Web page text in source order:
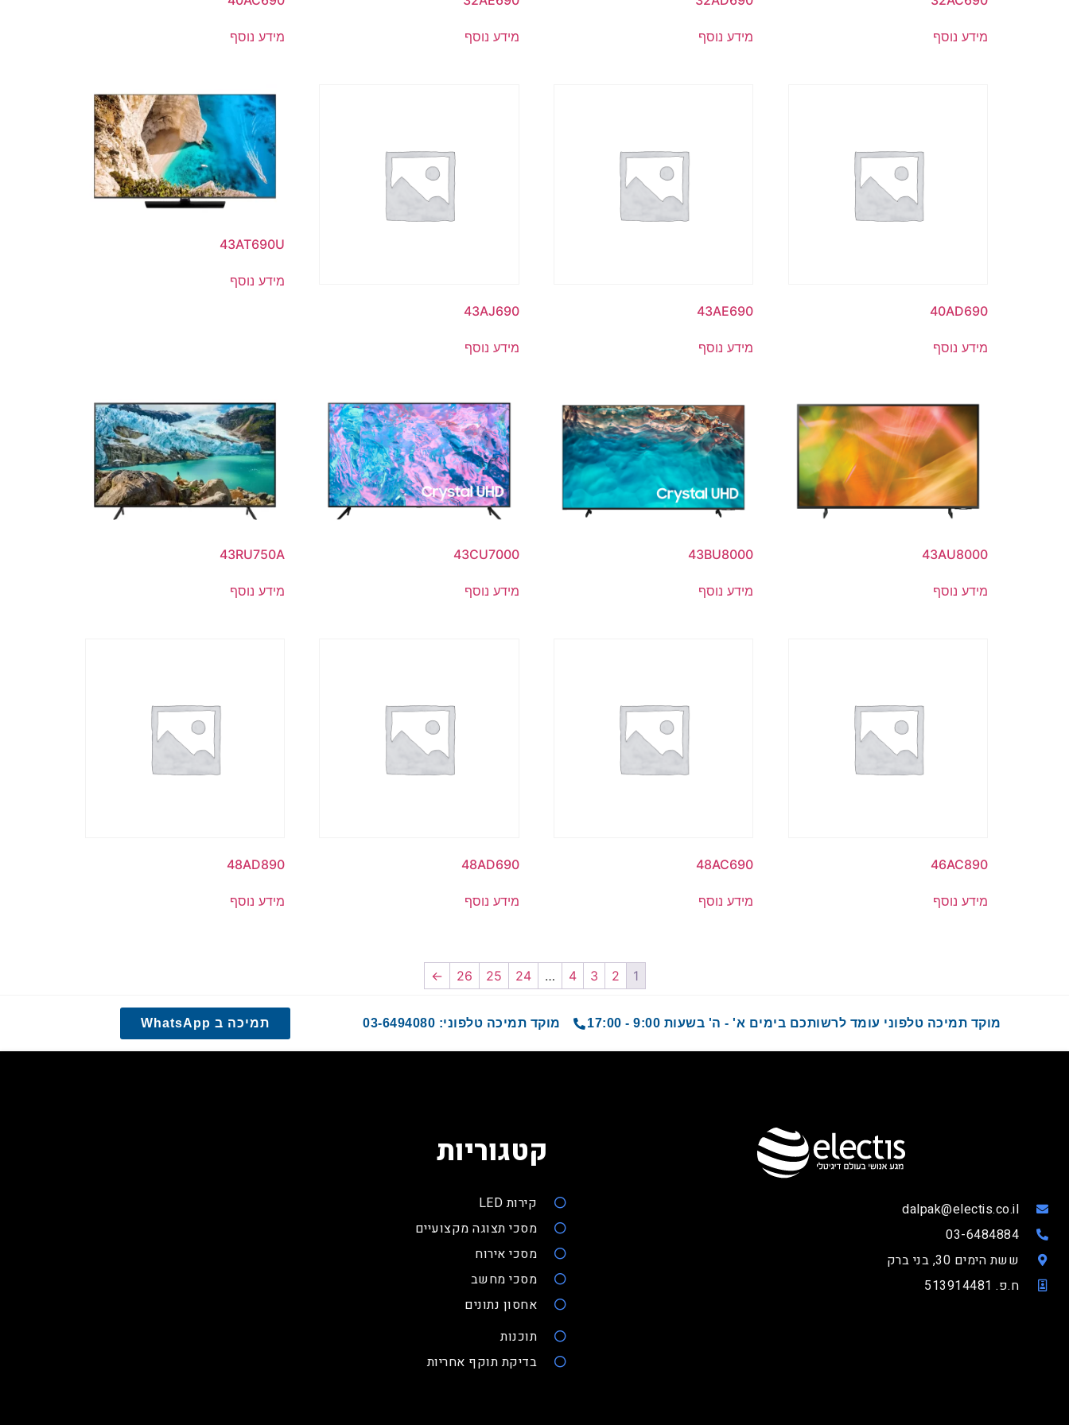
מידע נוסף מידע נוסף מידע נוסף מידע נוסף
40AD690
מידע נוסף
43AE690
מידע נוסף
43AJ690
מידע נוסף
43AT690U
מידע נוסף
43AU8000
מידע נוסף
43BU8000
מידע נוסף
43CU7000
מידע נוסף
43RU750A
מידע נוסף
46AC890
מידע נוסף
48AC690
מידע נוסף
48AD690
מידע נוסף
48AD890
מידע נוסף
1
2
3
4
…
24
25
26
←
מוקד תמיכה טלפוני עומד לרשותכם בימים א' - ה' בשעות 9:00 - 17:00 מוקד תמיכה טלפוני: 03-6494080 תמיכה ב WhatsApp
dalpak@electis.co.il
03-6484884
ששת הימים 30, בני ברק
ח.פ. 513914481
קטגוריות
קירות LED
מסכי תצוגה מקצועיים
מסכי אירוח
מסכי מחשב
אחסון נתונים
תוכנות
בדיקת תוקף אחריות